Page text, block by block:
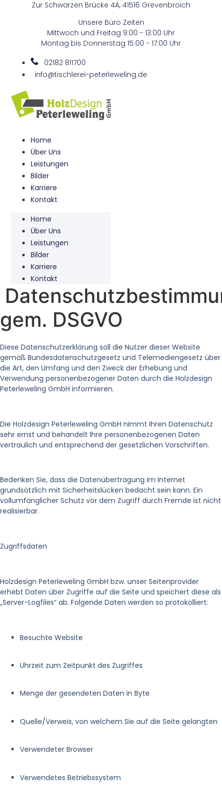
Zur Schwarzen Brücke 4A, 41516 Grevenbroich
Unsere Büro Zeiten
Mittwoch und Freitag 9:00 - 13:00 Uhr
Montag bis Donnerstag 15:00 - 17:00 Uhr
02182 811700
info@tischlerei-peterleweling.de
Home
Über Uns
Leistungen
Bilder
Karriere
Kontakt
Home
Über Uns
Leistungen
Bilder
Karriere
Kontakt
gem. DSGVO
Diese Datenschutzerklärung soll die Nutzer dieser Website
gemäß Bundesdatenschutzgesetz und Telemediengesetz über
die Art, den Umfang und den Zweck der Erhebung und
Verwendung personenbezogener Daten durch die Holzdesign
Peterleweling GmbH informieren.
Die Holzdesign Peterleweling GmbH nimmt Ihren Datenschutz
sehr ernst und behandelt Ihre personenbezogenen Daten
vertraulich und entsprechend der gesetzlichen Vorschriften.
Bedenken Sie, dass die Datenübertragung im Internet
grundsätzlich mit Sicherheitslücken bedacht sein kann. Ein
vollumfänglicher Schutz vor dem Zugriff durch Fremde ist nicht
realisierbar.
Zugriffsdaten
Holzdesign Peterleweling GmbH bzw. unser Seitenprovider
erhebt Daten über Zugriffe auf die Seite und speichert diese als
„Server-Logfiles“ ab. Folgende Daten werden so protokolliert:
Besuchte Website
Uhrzeit zum Zeitpunkt des Zugriffes
Menge der gesendeten Daten in Byte
Quelle/Verweis, von welchem Sie auf die Seite gelangten
Verwendeter Browser
Verwendetes Betriebssystem